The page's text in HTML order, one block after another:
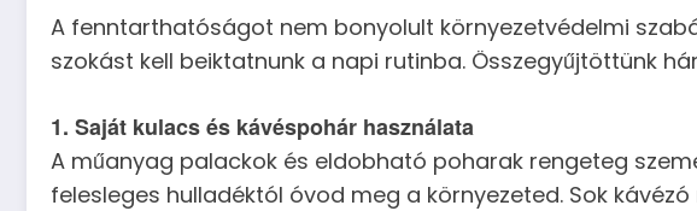
A fenntarthatóságot nem bonyolult környezetvédelmi
szokást kell beiktatnunk a napi rutinba. Összegyűjtöttünk
1. Saját kulacs és kávéspohár használata
A műanyag palackok és eldobható poharak rengeteg
felesleges hulladéktól óvod meg a környezeted. Sok